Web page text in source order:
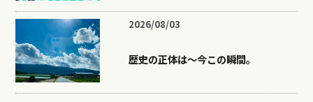
2026/08/03
歴史の正体は〜今この瞬間。